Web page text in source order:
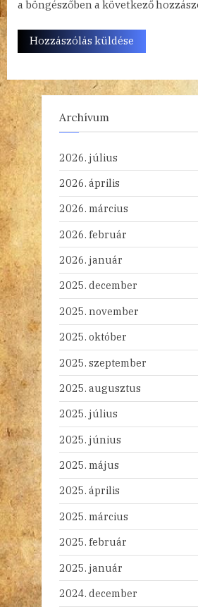
a böngészőben a következő
Archívum
2026. július
2026. április
2026. március
2026. február
2026. január
2025. december
2025. november
2025. október
2025. szeptember
2025. augusztus
2025. július
2025. június
2025. május
2025. április
2025. március
2025. február
2025. január
2024. december